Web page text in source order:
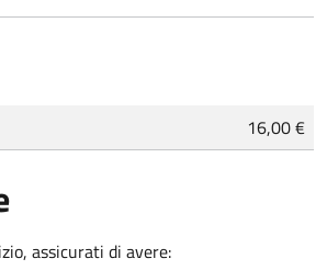
16,00 €
assicurati di avere: